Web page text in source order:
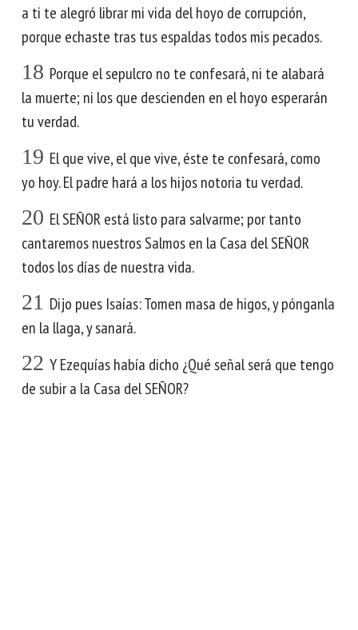
a ti te alegró librar mi vida del hoyo de corrupción,
porque echaste tras tus espaldas todos mis pecados.
18 Porque el sepulcro no te confesará, ni te alabará
la muerte; ni los que descienden en el hoyo esperarán
tu verdad.
19 El que vive, el que vive, éste te confesará, como
yo hoy. El padre hará a los hijos notoria tu verdad.
20 El SEÑOR está listo para salvarme; por tanto
cantaremos nuestros Salmos en la Casa del SEÑOR
todos los días de nuestra vida.
21 Dijo pues Isaías: Tomen masa de higos, y pónganla
en la llaga, y sanará.
22 Y Ezequías había dicho ¿Qué señal será que tengo
de subir a la Casa del SEÑOR?